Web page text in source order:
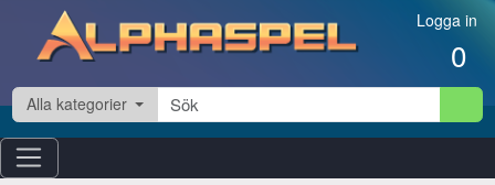
Hoppa till innehåll Logga in
0
Alla kategorier